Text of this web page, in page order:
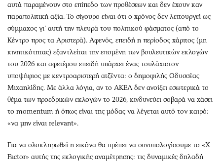
αυτά παραμένουν στο επίπεδο των προθέσεων και δεν έχουν καν
παραπολιτική αξία. Το σίγουρο είναι ότι ο χρόνος δεν λειτουργεί ως
σύμμαχος γι’ αυτή την πλευρά του πολιτικού φάσματος (από το
Κέντρο προς τα Αριστερά). Αφενός, επειδή η περίοδος χάριτος (μη
κινητικότητας) εξαντλείται την επομένη των βουλευτικών εκλογών
του 2026 και αφετέρου επειδή υπάρχει ένας τουλάχιστον
υποψήφιος με κεντροαριστερή ατζέντα: ο δημοφιλής Οδυσσέας
Μιχαηλίδης. Με άλλα λόγια, αν το ΑΚΕΛ δεν ανοίξει εσωτερικά το
θέμα των προεδρικών εκλογών το 2026, κινδυνεύει σοβαρά να χάσει
το momentum ή όπως είναι της μόδας να λέγεται αυτό τον καιρό:
«να μην είναι relevant».
Για να ολοκληρωθεί η εικόνα θα πρέπει να συνυπολογίσουμε το «X
Factor» αυτής της εκλογικής αναμέτρησης: τις δυναμικές δηλαδή